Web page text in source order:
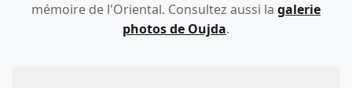
mémoire de l'Oriental. Consultez aussi la galerie
photos de Oujda.